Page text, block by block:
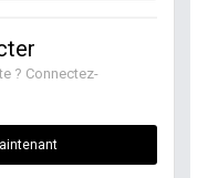
? Connectez-